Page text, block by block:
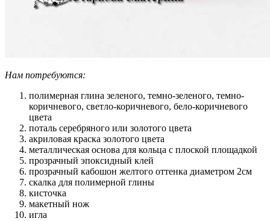
Нам потребуются:
полимерная глина зеленого, темно-зеленого, темно-
коричневого, светло-коричневого, бело-коричневого
цвета
поталь серебряного или золотого цвета
акриловая краска золотого цвета
металлическая основа для кольца с плоской площадкой
прозрачный эпоксидный клей
прозрачный кабошон желтого оттенка диаметром 2см
скалка для полимерной глины
кисточка
макетный нож
игла